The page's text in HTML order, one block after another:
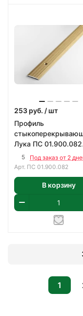
253 руб. / шт
Профиль
Лука ПС 01.900.082
900х25 мм
5
Под заказ от 2
Арт. ПС 01.900.082
В корзину
1